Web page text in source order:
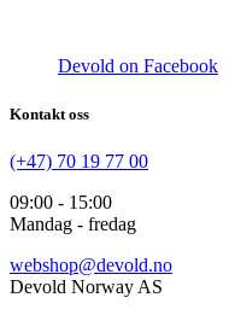
Devold on Facebook
Kontakt oss
(+47) 70 19 77 00
09:00 - 15:00
Mandag - fredag
webshop@devold.no
Devold Norway AS